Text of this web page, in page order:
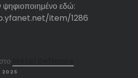
εδώ:
item/1286
στο
2025